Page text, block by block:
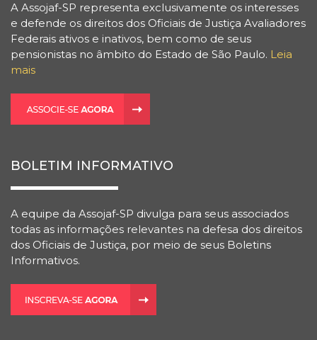
A Assojaf-SP representa exclusivamente os interesses
e defende os direitos dos Oficiais de Justiça Avaliadores
Federais ativos e inativos, bem como de seus
pensionistas no âmbito do Estado de São Paulo. Leia
mais
BOLETIM INFORMATIVO
A equipe da Assojaf-SP divulga para seus associados
todas as informações relevantes na defesa dos direitos
dos Oficiais de Justiça, por meio de seus Boletins
Informativos.